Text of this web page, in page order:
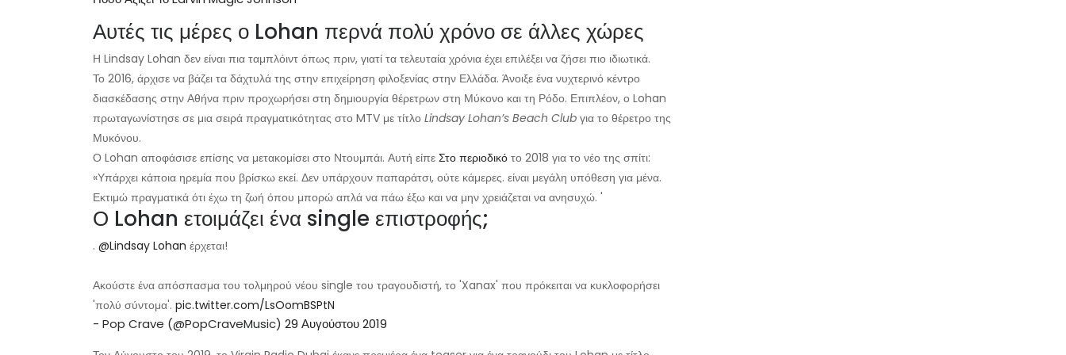
Αυτές τις μέρες ο Lohan περνά πολύ χρόνο σε άλλες χώρες
Η Lindsay Lohan δεν είναι πια ταμπλόιντ όπως πριν, γιατί τα τελευταία χρόνια έχει επιλέξει να ζήσει πιο ιδιωτικά.
Το 2016, άρχισε να βάζει τα δάχτυλά της στην επιχείρηση φιλοξενίας στην Ελλάδα. Άνοιξε ένα νυχτερινό κέντρο
διασκέδασης στην Αθήνα πριν προχωρήσει στη δημιουργία θέρετρων στη Μύκονο και τη Ρόδο. Επιπλέον, ο Lohan
πρωταγωνίστησε σε μια σειρά πραγματικότητας στο MTV με τίτλο Lindsay Lohan’s Beach Club για το θέρετρο της
Μυκόνου.
Ο Lohan αποφάσισε επίσης να μετακομίσει στο Ντουμπάι. Αυτή είπε Στο περιοδικό το 2018 για το νέο της σπίτι:
«Υπάρχει κάποια ηρεμία που βρίσκω εκεί. Δεν υπάρχουν παπαράτσι, ούτε κάμερες. είναι μεγάλη υπόθεση για μένα.
Εκτιμώ πραγματικά ότι έχω τη ζωή όπου μπορώ απλά να πάω έξω και να μην χρειάζεται να ανησυχώ. '
Ο Lohan ετοιμάζει ένα single επιστροφής;
. @Lindsay Lohan έρχεται!
Ακούστε ένα απόσπασμα του τολμηρού νέου single του τραγουδιστή, το 'Xanax' που πρόκειται να κυκλοφορήσει
'πολύ σύντομα'. pic.twitter.com/LsOomBSPtN
- Pop Crave (@PopCraveMusic) 29 Αυγούστου 2019